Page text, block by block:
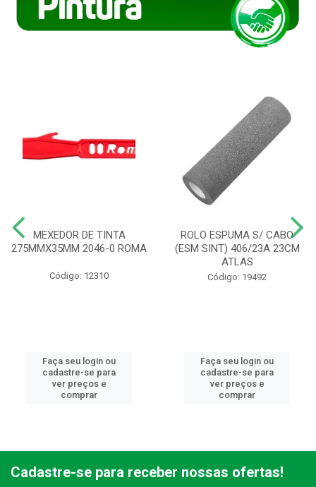
MEXEDOR DE TINTA
275MMX35MM 2046-0 ROMA
Código: 12310
Faça seu login ou
cadastre-se para
ver preços e
comprar
ROLO ESPUMA S/ CABO
(ESM SINT) 406/23A 23CM
ATLAS
Código: 19492
Faça seu login ou
cadastre-se para
ver preços e
comprar
Cadastre-se para receber nossas ofertas!